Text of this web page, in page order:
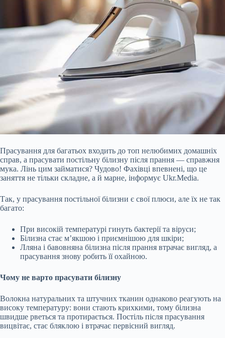
Прасування для багатьох входить до топ нелюбимих домашніх
справ, а прасувати постільну білизну після прання — справжня
мука. Лінь цим займатися? Чудово! Фахівці впевнені, що це
заняття не тільки складне, а й марне, інформує Ukr.Media.
Так, у прасування постільної білизни є свої плюси, але їх не так
багато:
При високій температурі гинуть бактерії та віруси;
Білизна стає м’якшою і приємнішою для шкіри;
Лляна і бавовняна білизна після прання втрачає вигляд, а
прасування знову робить її охайною.
Чому не варто прасувати білизну
Волокна натуральних та штучних тканин однаково реагують на
високу температуру: вони стають крихкими, тому білизна
швидше рветься та протирається. Постіль після прасування
вицвітає, стає бляклою і втрачає первісний вигляд.